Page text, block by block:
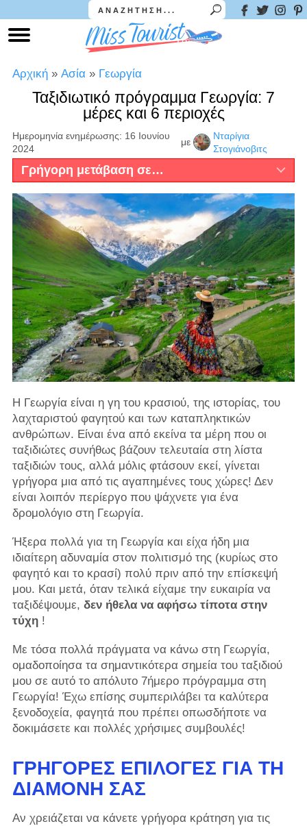
Αρχική » Ασία » Γεωργία
Ταξιδιωτικό πρόγραμμα Γεωργία: 7
μέρες και 6 περιοχές
Ημερομηνία ενημέρωσης: 16 Ιουνίου
2024
με
Νταρίγια
Στογιάνοβιτς
Γρήγορη μετάβαση σε…
Η Γεωργία είναι η γη του κρασιού, της ιστορίας, του
λαχταριστού φαγητού και των καταπληκτικών
ανθρώπων. Είναι ένα από εκείνα τα μέρη που οι
ταξιδιώτες συνήθως βάζουν τελευταία στη λίστα
ταξιδιών τους, αλλά μόλις φτάσουν εκεί, γίνεται
γρήγορα μια από τις αγαπημένες τους χώρες! Δεν
είναι λοιπόν περίεργο που ψάχνετε για ένα
δρομολόγιο στη Γεωργία.
Ήξερα πολλά για τη Γεωργία και είχα ήδη μια
ιδιαίτερη αδυναμία στον πολιτισμό της (κυρίως στο
φαγητό και το κρασί) πολύ πριν από την επίσκεψή
μου. Και μετά, όταν τελικά είχαμε την ευκαιρία να
ταξιδέψουμε, δεν ήθελα να αφήσω τίποτα στην
τύχη!
Με τόσα πολλά πράγματα να κάνω στη Γεωργία,
ομαδοποίησα τα σημαντικότερα σημεία του ταξιδιού
μου σε αυτό το απόλυτο 7ήμερο πρόγραμμα στη
Γεωργία! Έχω επίσης συμπεριλάβει τα καλύτερα
ξενοδοχεία, φαγητά που πρέπει οπωσδήποτε να
δοκιμάσετε και πολλές χρήσιμες συμβουλές!
ΓΡΉΓΟΡΕΣ ΕΠΙΛΟΓΈΣ ΓΙΑ ΤΗ
ΔΙΑΜΟΝΉ ΣΑΣ
Αν χρειάζεται να κάνετε γρήγορα κράτηση για τις